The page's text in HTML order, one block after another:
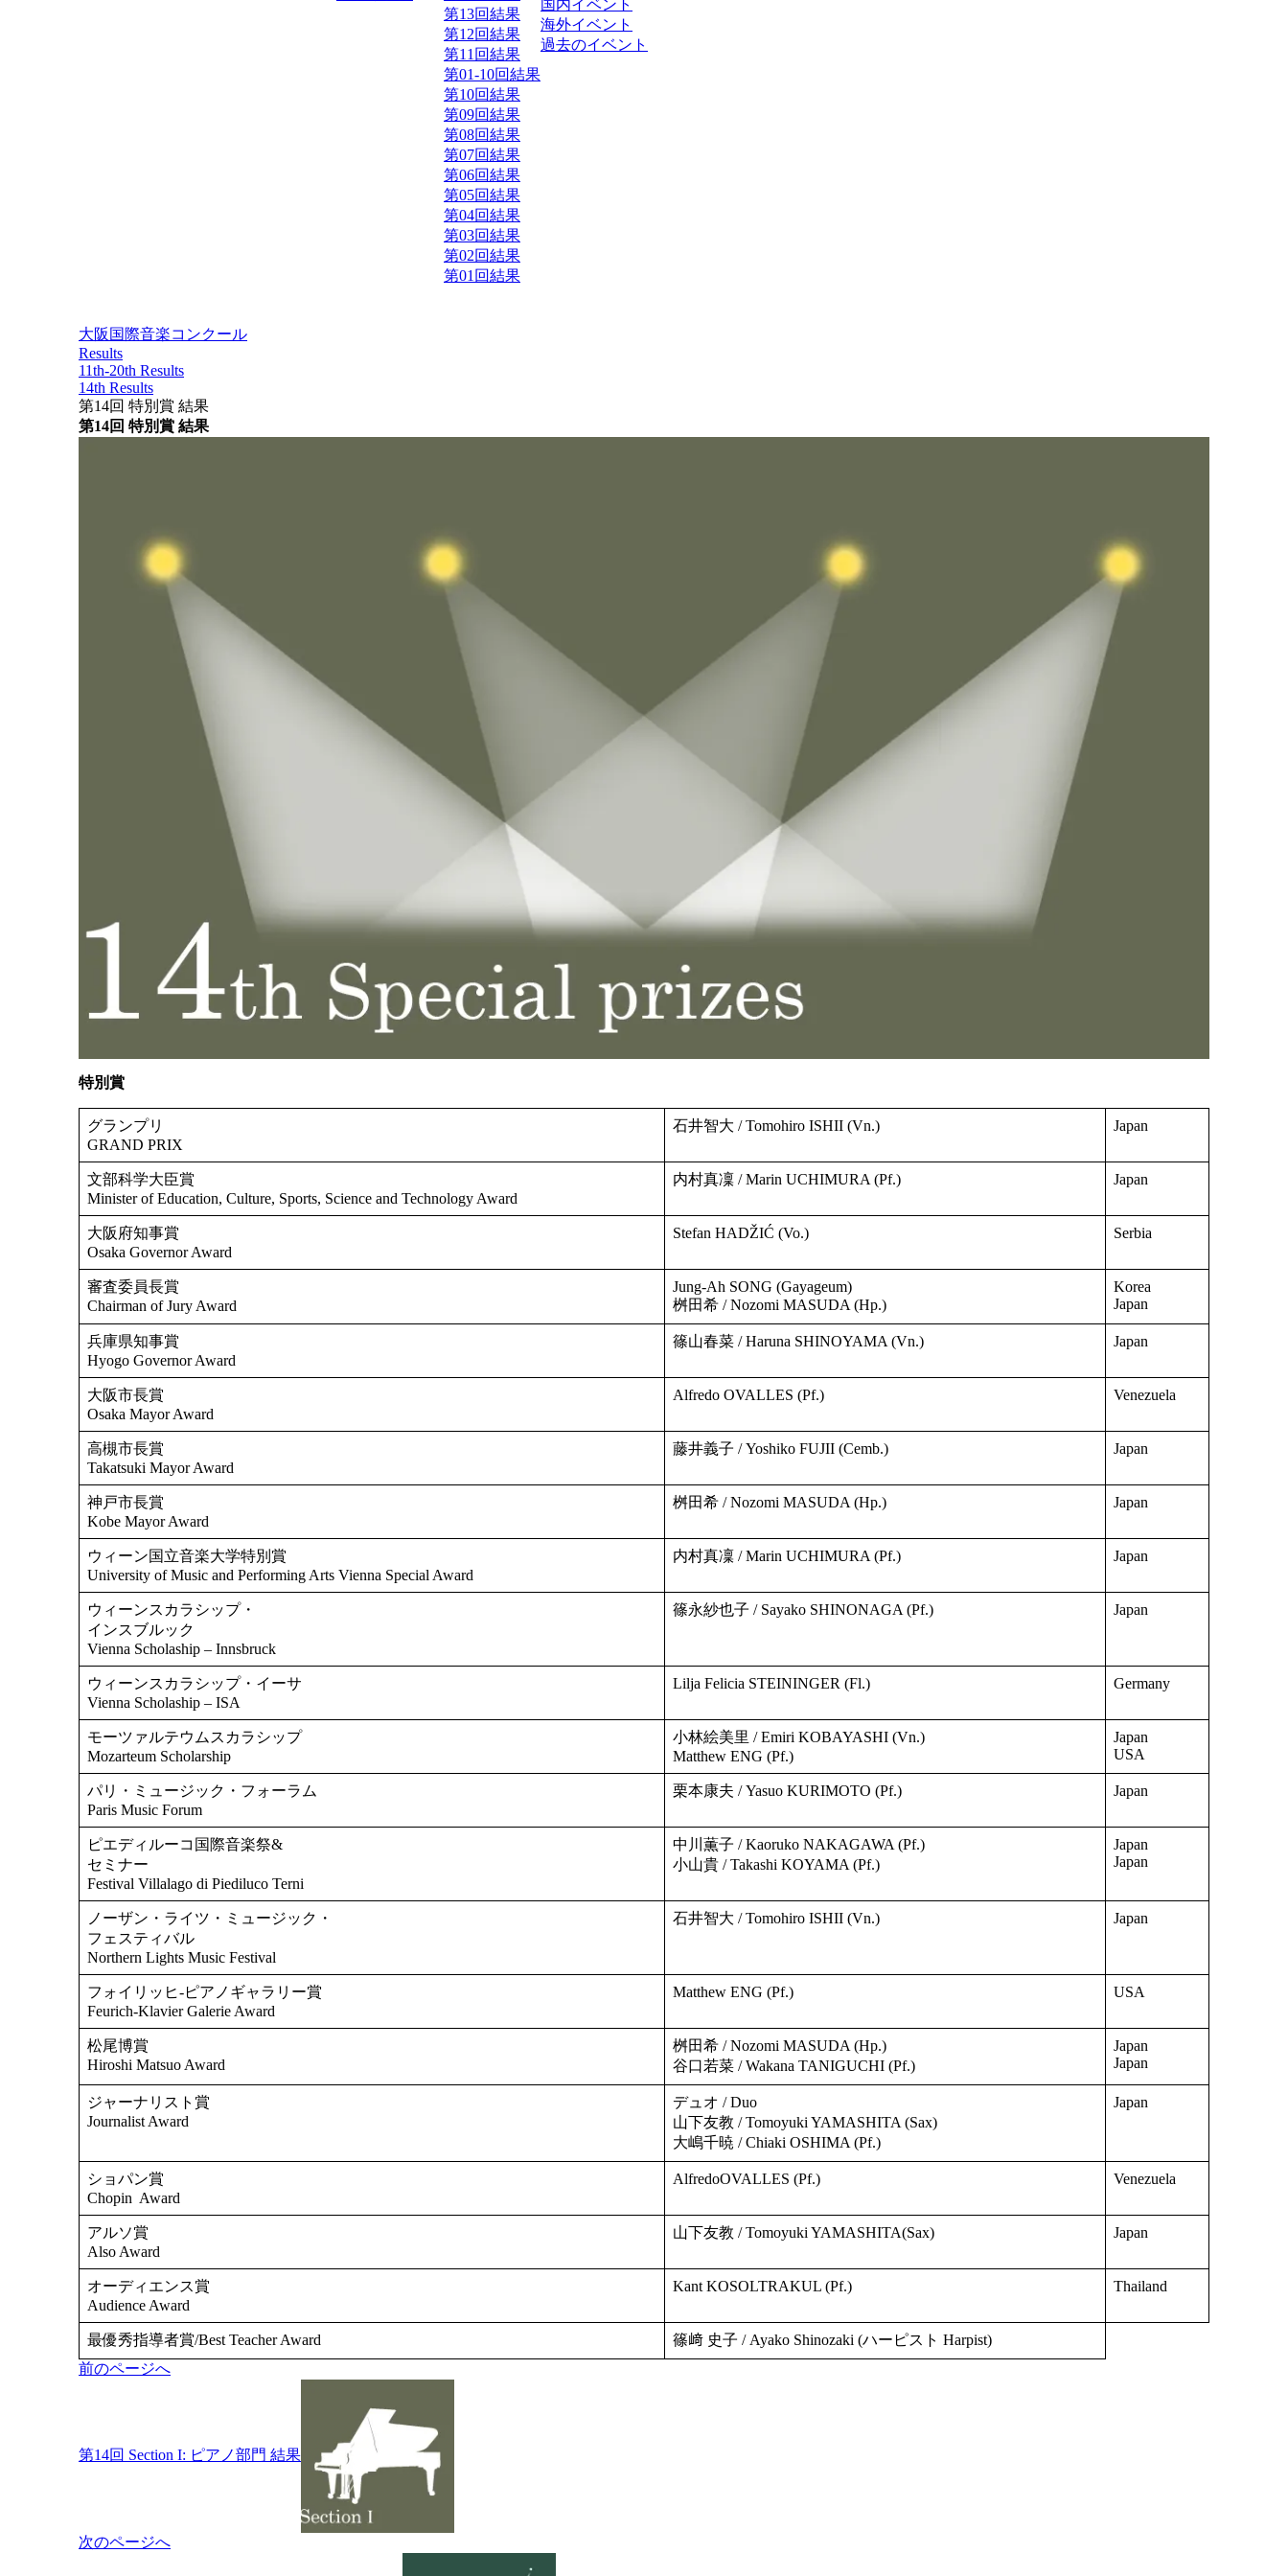
第13回結果
第12回結果
第11回結果
第01-10回結果
第10回結果
第09回結果
第08回結果
第07回結果
第06回結果
第05回結果
第04回結果
第03回結果
第02回結果
第01回結果
国内イベント
海外イベント
過去のイベント
大阪国際音楽コンクール
Results
11th-20th Results
14th Results
第14回 特別賞 結果
第14回 特別賞 結果
特別賞
グランプリ
GRAND PRIX
石井智大 / Tomohiro ISHII (Vn.) Japan
文部科学大臣賞
Minister of Education, Culture, Sports, Science and Technology Award
内村真凜 / Marin UCHIMURA (Pf.) Japan
大阪府知事賞
Osaka Governor Award
Stefan HADŽIĆ (Vo.) Serbia
審査委員長賞
Chairman of Jury Award
Jung-Ah SONG (Gayageum)
桝田希 / Nozomi MASUDA (Hp.)
Korea
Japan
兵庫県知事賞
Hyogo Governor Award
篠山春菜 / Haruna SHINOYAMA (Vn.) Japan
大阪市長賞
Osaka Mayor Award
Alfredo OVALLES (Pf.) Venezuela
高槻市長賞
Takatsuki Mayor Award
藤井義子 / Yoshiko FUJII (Cemb.) Japan
神戸市長賞
Kobe Mayor Award
桝田希 / Nozomi MASUDA (Hp.) Japan
ウィーン国立音楽大学特別賞
University of Music and Performing Arts Vienna Special Award
内村真凜 / Marin UCHIMURA (Pf.) Japan
ウィーンスカラシップ・
インスブルック
Vienna Scholaship – Innsbruck
篠永紗也子 / Sayako SHINONAGA (Pf.) Japan
ウィーンスカラシップ・イーサ
Vienna Scholaship – ISA
Lilja Felicia STEININGER (Fl.) Germany
モーツァルテウムスカラシップ
Mozarteum Scholarship
小林絵美里 / Emiri KOBAYASHI (Vn.)
Matthew ENG (Pf.)
Japan
USA
パリ・ミュージック・フォーラム
Paris Music Forum
栗本康夫 / Yasuo KURIMOTO (Pf.) Japan
ピエディルーコ国際音楽祭&
セミナー
Festival Villalago di Piediluco Terni
中川薫子 / Kaoruko NAKAGAWA (Pf.)
小山貴 / Takashi KOYAMA (Pf.)
Japan
Japan
ノーザン・ライツ・ミュージック・
フェスティバル
Northern Lights Music Festival
石井智大 / Tomohiro ISHII (Vn.) Japan
フォイリッヒ-ピアノギャラリー賞
Feurich-Klavier Galerie Award
Matthew ENG (Pf.) USA
松尾博賞
Hiroshi Matsuo Award
桝田希 / Nozomi MASUDA (Hp.)
谷口若菜 / Wakana TANIGUCHI (Pf.)
Japan
Japan
ジャーナリスト賞
Journalist Award
デュオ / Duo
山下友教 / Tomoyuki YAMASHITA (Sax)
大嶋千暁 / Chiaki OSHIMA (Pf.)
Japan
ショパン賞
Chopin Award
AlfredoOVALLES (Pf.) Venezuela
アルソ賞
Also Award
山下友教 / Tomoyuki YAMASHITA(Sax) Japan
オーディエンス賞
Audience Award
Kant KOSOLTRAKUL (Pf.) Thailand
最優秀指導者賞/Best Teacher Award
篠﨑 史子 / Ayako Shinozaki (ハーピスト Harpist)
投
ゲ
前のページへ
第14回 Section I: ピアノ部門 結果
次のページへ